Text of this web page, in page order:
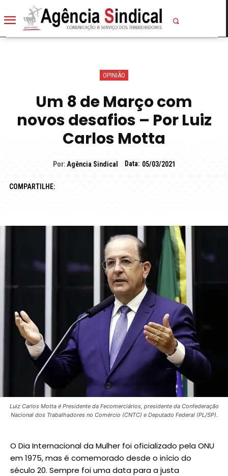
OPINIÃO
Um 8 de Março com
novos desafios – Por Luiz
Carlos Motta
Por: Agência Sindical Data: 05/03/2021
COMPARTILHE:
Luiz Carlos Motta é Presidente da Fecomerciários, presidente da Confederação
Nacional dos Trabalhadores no Comércio (CNTC) e Deputado Federal (PL/SP).
O Dia Internacional da Mulher foi oficializado pela ONU
em 1975, mas é comemorado desde o início do
século 20. Sempre foi uma data para a justa